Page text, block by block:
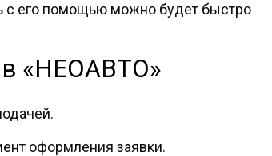
с его помощью можно будет быстро
в «НЕОАВТО»
оформления заявки.